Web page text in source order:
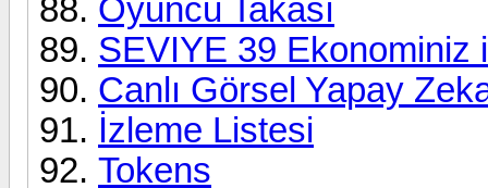
Oyuncu Takası
SEVIYE 39 Ekonominiz
Canlı Görsel Yapay
İzleme Listesi
Tokens